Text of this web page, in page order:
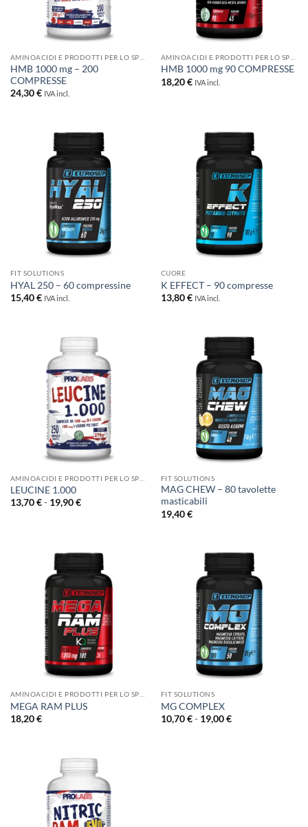
HMB 1000 mg – 200
COMPRESSE
24,30€ IVA incl.
HMB 1000 mg 90 COMPRESSE
18,20€ IVA incl.
FIT SOLUTIONS
HYAL 250 – 60 compressine
15,40€ IVA incl.
CUORE
K EFFECT – 90 compresse
13,80€ IVA incl.
LEUCINE 1.000
13,70€ - 19,90€Fascia
19,90 €
FIT SOLUTIONS
MAG CHEW – 80 tavolette
masticabili
19,40€
MEGA RAM PLUS
18,20€
FIT SOLUTIONS
MG COMPLEX
10,70€ - 19,00€Fascia